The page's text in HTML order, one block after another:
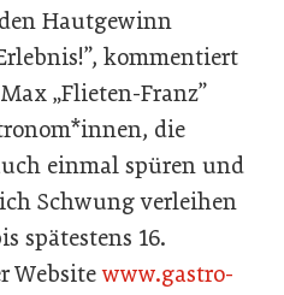
Hautgewinn
kommentiert
„Flieten-Franz”
die
einmal spüren und
Schwung verleihen
spätestens 16.
Websitewww.gastro-